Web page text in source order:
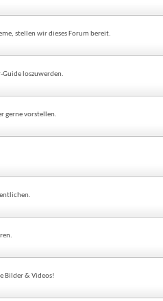
stellen wir dieses Forum bereit.
Guide loszuwerden.
gerne vorstellen.
Bilder & Videos!